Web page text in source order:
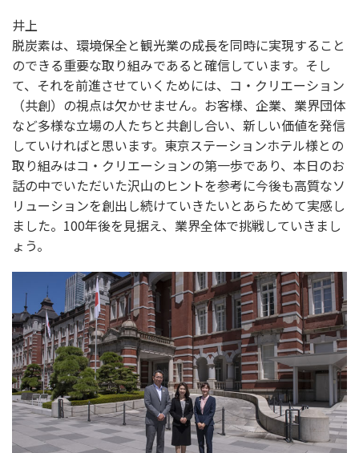
井上
脱炭素は、環境保全と観光業の成長を同時に実現すること
のできる重要な取り組みであると確信しています。そし
て、それを前進させていくためには、コ・クリエーション
（共創）の視点は欠かせません。お客様、企業、業界団体
など多様な立場の人たちと共創し合い、新しい価値を発信
していければと思います。東京ステーションホテル様との
取り組みはコ・クリエーションの第一歩であり、本日のお
話の中でいただいた沢山のヒントを参考に今後も高質なソ
リューションを創出し続けていきたいとあらためて実感し
ました。100年後を見据え、業界全体で挑戦していきまし
ょう。